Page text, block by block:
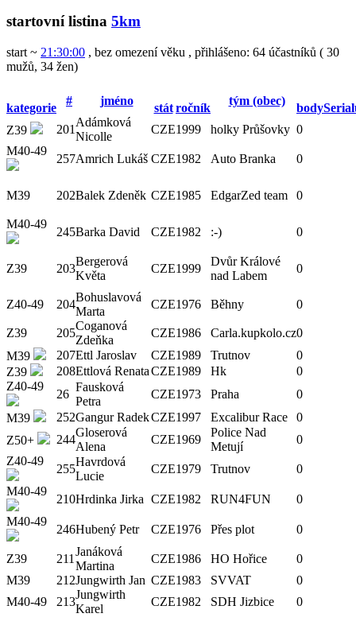
startovní listina 5km
start ~ 21:30:00 , bez omezení věku , přihlášeno: 64 účastníků ( 30
mužů, 34 žen)
kategorie
# jméno
stát ročník
tým (obec)
Z39
201
Adámková
Nicolle
CZE1999 holky Průšovky 0
M40-49
257Amrich Lukáš CZE1982 Auto Branka 0
M39 202Balek Zdeněk CZE1985 EdgarZed team 0
M40-49
245Barka David CZE1982 :-) 0
Z39 203
Bergerová
Květa
CZE1999
Dvůr Králové
nad Labem
0
Z40-49 204
Bohuslavová
Marta
CZE1976 Běhny 0
Z39 205
Coganová
Zdeňka
CZE1986 Carla.kupkolo.cz0
M39
207Ettl Jaroslav CZE1989 Trutnov
0
Z39
208Ettlová RenataCZE1989 Hk
0
Z40-49
26
Fausková
Petra
CZE1973 Praha
0
M39
252Gangur RadekCZE1997 Excalibur Race
0
Z50+
244
Gloserová
Alena
CZE1969
Police Nad
Metují
0
Z40-49
255
Havrdová
Lucie
CZE1979 Trutnov
0
M40-49
210Hrdinka Jirka CZE1982 RUN4FUN
0
M40-49
246Hubený Petr CZE1976 Přes plot 0
Z39 211
Janáková
Martina
CZE1986 HO Hořice
0
M39
212Jungwirth Jan CZE1983 SVVAT
0
M40-49
213
Jungwirth
Karel
CZE1982 SDH Jizbice 0